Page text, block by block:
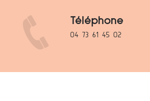
Téléphone
04 73 61 45 02